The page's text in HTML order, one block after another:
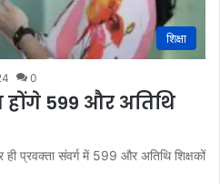
शिक्षा
0
होंगे 599 और अतिथि
ही प्रवक्ता संवर्ग में 599 और अतिथि शिक्षकों